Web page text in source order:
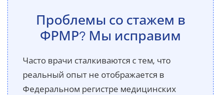
Проблемы со стажем в
ФРМР? Мы исправим
Часто врачи сталкиваются с тем, что
реальный опыт не отображается в
Федеральном регистре медицинских